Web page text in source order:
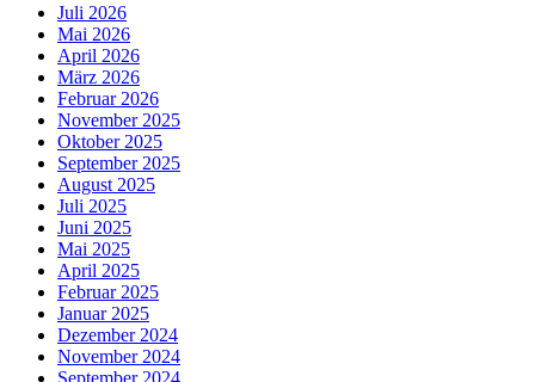
Juli 2026
Mai 2026
April 2026
März 2026
Februar 2026
November 2025
Oktober 2025
September 2025
August 2025
Juli 2025
Juni 2025
Mai 2025
April 2025
Februar 2025
Januar 2025
Dezember 2024
November 2024
September 2024